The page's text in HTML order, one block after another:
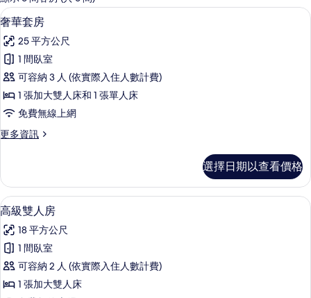
客
房
篩
選
條
顯
示
奢
華
套
房
所
相
片
奢華套房 | 羽絨被、免費迷你吧、客
4
奢華套房
25 平方公尺
1 間臥室
可容納 3 人 (依實際入住人數計費)
1 張加大雙人床和 1 張單人床
免費無線上網
更多資訊
更
套
房
的
情
選擇日期以查看價格
顯
示
高
級
雙
人
羽絨被、免費迷你吧、客房內保險箱、
5
高級雙人房
18 平方公尺
1 間臥室
可容納 2 人 (依實際入住人數計費)
1 張加大雙人床